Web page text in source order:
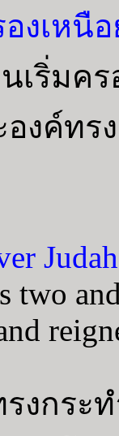
งเหนื
นเริ่ม
งค์ทร
two
รงกระ